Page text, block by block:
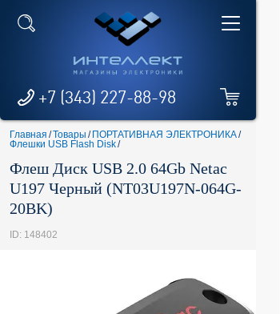
+7 (343) 227-88-98
Главная /Товары / ПОРТАТИВНАЯ ЭЛЕКТРОНИКА/
Флешки USB Flash Disk/
Флеш Диск USB 2.0 64Gb Netac
U197 Черный (NT03U197N-064G-
20BK)
ID: 148402